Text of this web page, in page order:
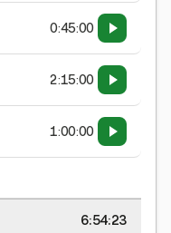
0:45:00
2:15:00
1:00:00
6:54:24